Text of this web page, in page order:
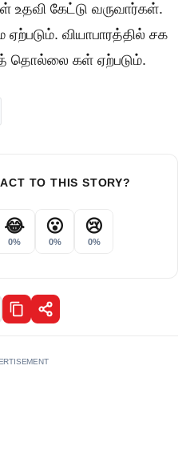
உதவி கேட்டு வருவார்கள்.
வியாபாரத்தில் சக
தொல்லை கள் ஏற்படும்.
TO THIS STORY?
😂
0%
😮
0%
😢
0%